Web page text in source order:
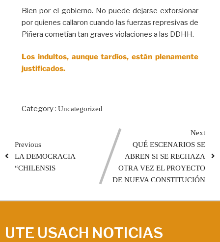
Bien por el gobierno. No puede dejarse extorsionar
por quienes callaron cuando las fuerzas represivas de
Piñera cometían tan graves violaciones a las DDHH.
Los indultos, aunque tardíos, están plenamente
justificados.
Category : Uncategorized
Previous
LA DEMOCRACIA
“CHILENSIS
Next
QUÉ ESCENARIOS SE
ABREN SI SE RECHAZA
OTRA VEZ EL PROYECTO
DE NUEVA CONSTITUCIÓN
UTE USACH NOTICIAS